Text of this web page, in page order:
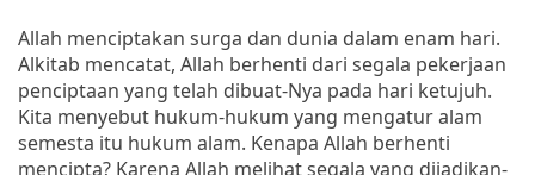
Allah menciptakan surga dan dunia dalam enam hari.
Alkitab mencatat, Allah berhenti dari segala pekerjaan
penciptaan yang telah dibuat-Nya pada hari ketujuh.
Kita menyebut hukum-hukum yang mengatur alam
semesta itu hukum alam. Kenapa Allah berhenti
mencipta? Karena Allah melihat segala yang dijadikan-